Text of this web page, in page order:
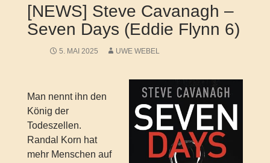
[NEWS] Steve Cavanagh –
Seven Days (Eddie Flynn 6)
5. MAI 2025 UWE WEBEL
Man nennt ihn den
König der
Todeszellen.
Randal Korn hat
mehr Menschen auf